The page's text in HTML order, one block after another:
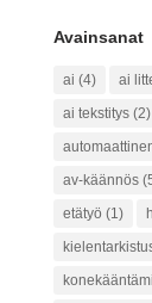
Avainsanat
ai (4) ai
ai tekstitys(2)
av-käännös
etätyö (1)